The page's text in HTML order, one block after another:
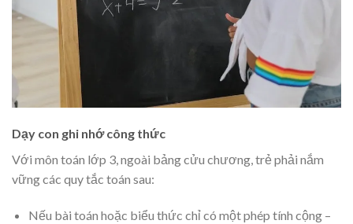
Dạy con ghi nhớ công thức
Với môn toán lớp 3, ngoài bảng cửu chương, trẻ phải nắm
vững các quy tắc toán sau:
Nếu bài toán hoặc biểu thức chỉ có một phép tính cộng –